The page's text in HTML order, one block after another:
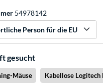
54978142
Person für die EU
gesucht
Mäuse Kabellose Logitech